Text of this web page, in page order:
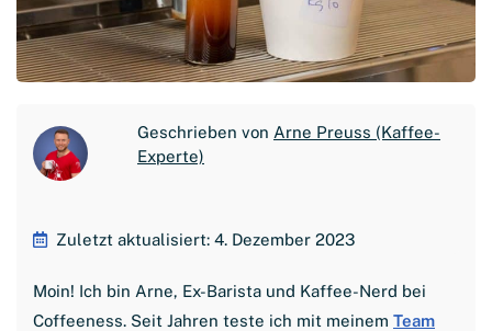
Geschrieben von Arne Preuss (Kaffee-
Experte)
Zuletzt aktualisiert: 4. Dezember 2023
Moin! Ich bin Arne, Ex-Barista und Kaffee-Nerd bei
Coffeeness. Seit Jahren teste ich mit meinem Team